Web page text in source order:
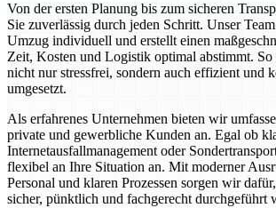
Von der ersten Planung bis zum sicheren
Sie zuverlässig durch jeden Schritt. Unser
Umzug individuell und erstellt einen
Zeit, Kosten und Logistik optimal abstimmt.
nicht nur stressfrei, sondern auch effizient und
umgesetzt.
Als erfahrenes Unternehmen bieten wir
private und gewerbliche Kunden an. Egal ob
Internetausfallmanagement oder
flexibel an Ihre Situation an. Mit moderner
Personal und klaren Prozessen sorgen wir
sicher, pünktlich und fachgerecht durchgeführt